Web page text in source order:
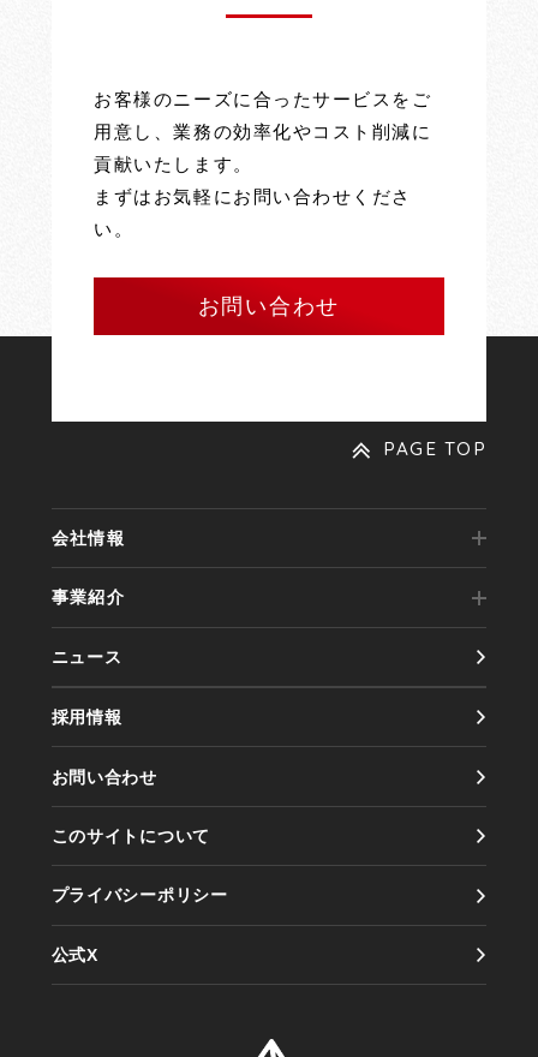
お客様のニーズに合ったサービスをご
用意し、業務の効率化やコスト削減に
貢献いたします。
まずはお気軽にお問い合わせくださ
い。
お問い合わせ
PAGE TOP
会社情報
代表メッセージ
会社概要
会社沿革
アクセス
情報セキュリティ方針
事業紹介
事業内容
実績紹介
製品紹介
ニュース
採用情報
お問い合わせ
このサイトについて
プライバシーポリシー
公式X